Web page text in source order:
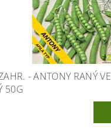
- ANTONY RANÝ
50G